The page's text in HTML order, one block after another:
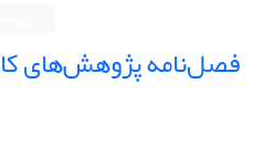
فصل‌نامه پژوهش‌های